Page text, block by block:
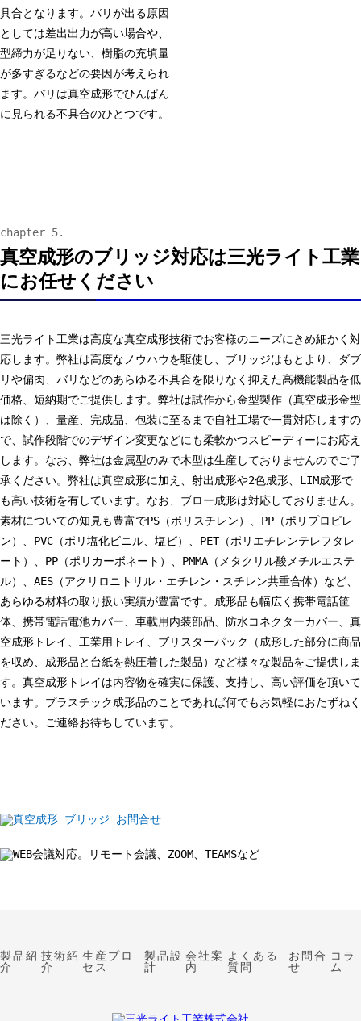
具合となります。バリが出る原因
としては差出出力が高い場合や、
型締力が足りない、樹脂の充填量
が多すぎるなどの要因が考えられ
ます。バリは真空成形でひんぱん
に見られる不具合のひとつです。
真空成形のブリッジ対応は三光ライト工業
にお任せください
三光ライト工業は高度な真空成形技術でお客様のニーズにきめ細かく対
応します。弊社は高度なノウハウを駆使し、ブリッジはもとより、ダブ
リや偏肉、バリなどのあらゆる不具合を限りなく抑えた高機能製品を低
価格、短納期でご提供します。弊社は試作から金型製作（真空成形金型
は除く）、量産、完成品、包装に至るまで自社工場で一貫対応しますの
で、試作段階でのデザイン変更などにも柔軟かつスピーディーにお応え
します。なお、弊社は金属型のみで木型は生産しておりませんのでご了
承ください。弊社は真空成形に加え、射出成形や2色成形、LIM成形で
も高い技術を有しています。なお、ブロー成形は対応しておりません。
素材についての知見も豊富でPS（ポリスチレン）、PP（ポリプロピレ
ン）、PVC（ポリ塩化ビニル、塩ビ）、PET（ポリエチレンテレフタレ
ート）、PP（ポリカーボネート）、PMMA（メタクリル酸メチルエステ
ル）、AES（アクリロニトリル・エチレン・スチレン共重合体）など、
あらゆる材料の取り扱い実績が豊富です。成形品も幅広く携帯電話筐
体、携帯電話電池カバー、車載用内装部品、防水コネクターカバー、真
空成形トレイ、工業用トレイ、ブリスターパック（成形した部分に商品
を収め、成形品と台紙を熱圧着した製品）など様々な製品をご提供しま
す。真空成形トレイは内容物を確実に保護、支持し、高い評価を頂いて
います。プラスチック成形品のことであれば何でもお気軽におたずねく
ださい。ご連絡お待ちしています。
製品紹
介
技術紹
介
生産プロ
セス
製品設
計
会社案
内
よくある
質問
お問合
せ
コラ
ム